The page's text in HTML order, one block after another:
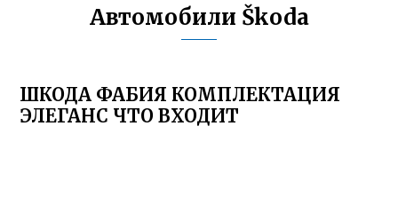
Автомобили Škoda
ШКОДА ФАБИЯ КОМПЛЕКТАЦИЯ
ЭЛЕГАНС ЧТО ВХОДИТ